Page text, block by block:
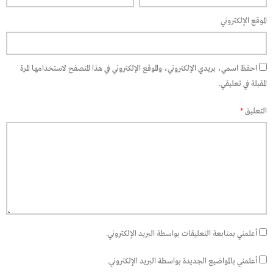
الموقع الإلكتروني
احفظ اسمي، بريدي الإلكتروني، والموقع الإلكتروني في هذا المتصفح لاستخدامها المرة
المقبلة في تعليقي.
التعليق*
أعلمني بمتابعة التعليقات بواسطة البريد الإلكتروني.
أعلمني بالمواضيع الجديدة بواسطة البريد الإلكتروني.